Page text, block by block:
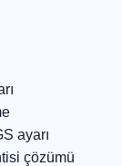
ayarı
çözümü